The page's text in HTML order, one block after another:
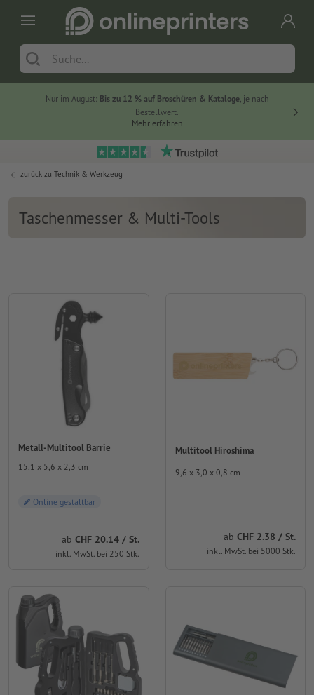
Nur im August: Bis zu 12 % auf Broschüren & Kataloge, je nach
Bestellwert.
Mehr erfahren
zurück zu Technik & Werkzeug
Taschenmesser & Multi-Tools
Metall-Multitool Barrie
15,1 x 5,6 x 2,3 cm
Online gestaltbar
ab CHF 20.14 / St.
inkl. MwSt. bei 250 Stk.
Multitool Hiroshima
9,6 x 3,0 x 0,8 cm
ab CHF 2.38 / St.
inkl. MwSt. bei 5000 Stk.